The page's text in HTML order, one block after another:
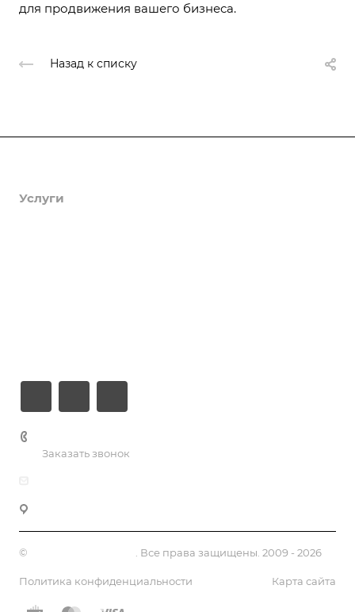
для продвижения вашего бизнеса.
Назад к списку
Услуги
Заказать звонок
© . Все права защищены. 2009 - 2026
Политика конфиденциальности Карта сайта